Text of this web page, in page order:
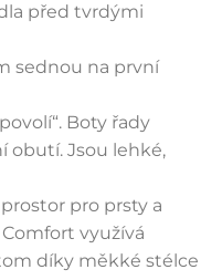
před tvrdými
sednou na první
Boty řady
obutí. Jsou lehké,
pro prsty a
využívá
díky měkké stélce